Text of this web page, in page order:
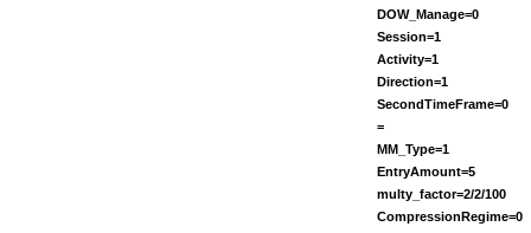
DOW_Manage=0
Session=1
Activity=1
Direction=1
SecondTimeFrame=0
=
MM_Type=1
EntryAmount=5
multy_factor=2/2/100
CompressionRegime=0